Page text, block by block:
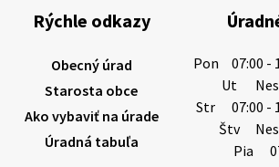
hlbokým zármutkom Vám oznamujeme,
73 rokov nás opustila Irena Tanková,
5. augusta 2026 12:59
3. augusta 2026 08:45
Rýchle odkazy
Obecný úrad
Starosta obce
Ako vybaviť na úrade
Úradná tabuľa
Pon
07:00 -
Ut
Str
07:00 -
Štv
Pia